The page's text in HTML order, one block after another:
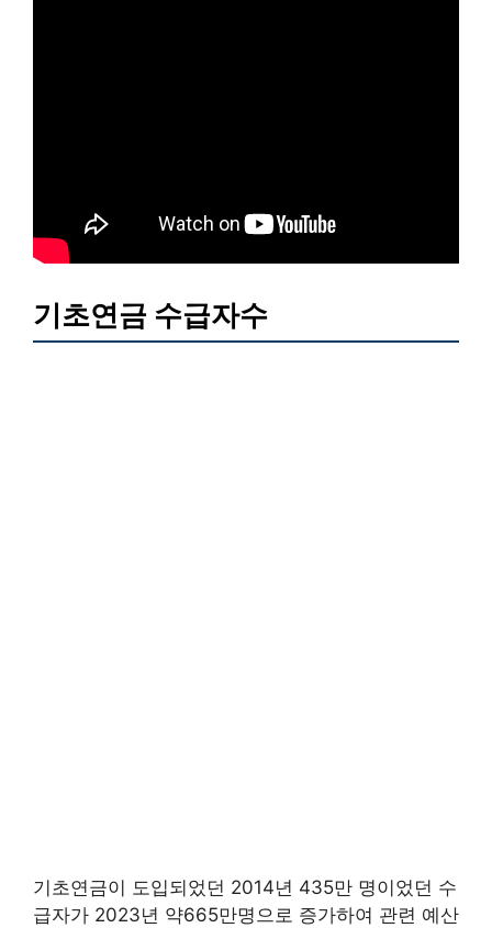
기초연금 수급자수
기초연금이 도입되었던 2014년 435만 명이었던 수
급자가 2023년 약665만명으로 증가하여 관련 예산